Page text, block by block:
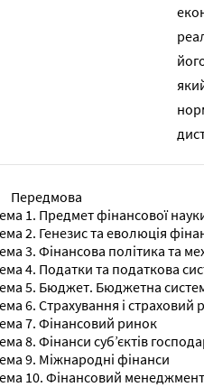
Передмова
1. Предмет фінансової
2. Генезис та еволюція
3. Фінансова політика та
4. Податки та податкова
5. Бюджет. Бюджетна
6. Страхування і страховий
7. Фінансовий ринок
8. Фінанси суб’єктів
9. Міжнародні фінанси
10. Фінансовий менеджмент